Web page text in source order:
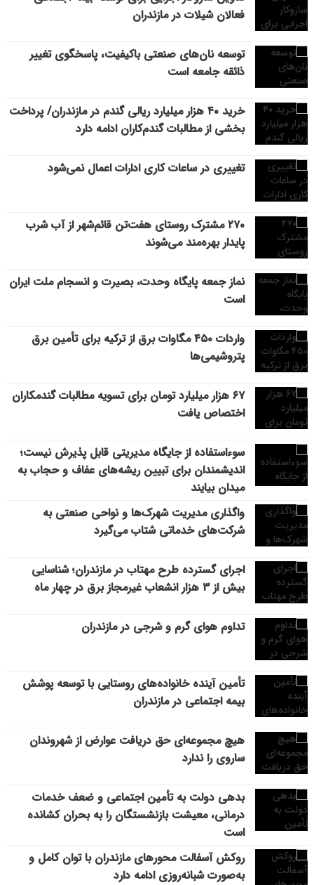
فعالان شیلات در مازندران
توسعه نان‌های صنعتی باکیفیت، پاسخگوی تغییر
ذائقه جامعه است
خرید ۴۰ هزار میلیارد ریالی گندم در مازندران/ پرداخت
بخشی از مطالبات گندم‌کاران ادامه دارد
تغییری در ساعات کاری ادارات اعمال نمی‌شود
۲۷۰ مشترک روستای هفت‌تن قائم‌شهر از آب شرب
پایدار بهره‌مند می‌شوند
نماز جمعه پایگاه وحدت، بصیرت و انسجام ملت ایران
است
واردات ۴۵۰ مگاوات برق از ترکیه برای تأمین برق
پتروشیمی‌ها
۶۷ هزار میلیارد تومان برای تسویه مطالبات گندمکاران
اختصاص یافت
سوءاستفاده از جایگاه مدیریتی قابل پذیرش نیست؛
اندیشمندان برای تبیین ریشه‌های عفاف و حجاب به
میدان بیایند
واگذاری مدیریت شهرک‌ها و نواحی صنعتی به
شرکت‌های خدماتی شتاب می‌گیرد
اجرای گسترده طرح مهتاب در مازندران؛ شناسایی
بیش از ۳ هزار انشعاب غیرمجاز برق در چهار ماه
تداوم هوای گرم و شرجی در مازندران
تأمین آینده خانواده‌های روستایی با توسعه پوشش
بیمه اجتماعی در مازندران
هیچ مجموعه‌ای حق دریافت عوارض از شهروندان
ساروی را ندارد
بدهی دولت به تأمین اجتماعی و ضعف خدمات
درمانی، معیشت بازنشستگان را به بحران کشانده
است
روکش آسفالت محورهای مازندران با توان کامل و
به‌صورت شبانه‌روزی ادامه دارد